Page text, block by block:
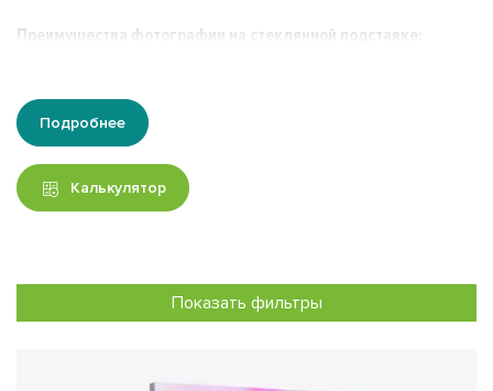
Преимущества фотографии на стеклянной подставке:
позволяет передать все нюансы фотографии,
обеспечивая насыщенные цвета, которые остаются
яркими долгие годы. Даже спустя десятилетия
изображение сохранит свою первоначальную красоту.
ультрафиолетовых лучей и механических повреждений.
Это гарантирует долговечность изображения и его
3. Эстетика и стиль:
Фотография на стекле выглядит
Подробнее
Калькулятор
Показать фильтры